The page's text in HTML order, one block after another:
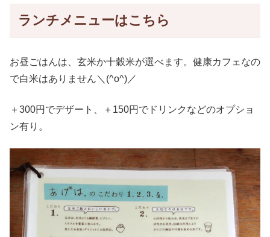
ランチメニューはこちら
お昼ごはんは、玄米か十穀米が選べます。健康カフェなの
で白米はありません＼(^o^)／
＋300円でデザート、＋150円でドリンクなどのオプショ
ン有り。